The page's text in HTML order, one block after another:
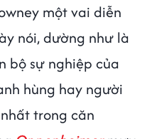
một vai diễn
nói, dường như là
bộ sự nghiệp của
hùng hay người
trong căn